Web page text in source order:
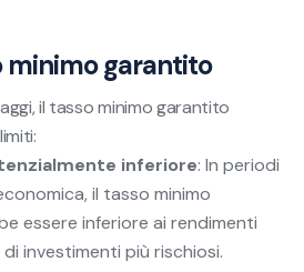
minimo garantito
il tasso minimo garantito
inferiore: In periodi
il tasso minimo
essere inferiore ai rendimenti
investimenti più rischiosi.